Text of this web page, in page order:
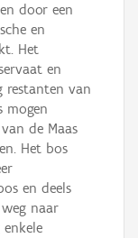
door een
en
Het
en
restanten van
mogen
de Maas
Het bos
en deels
naar